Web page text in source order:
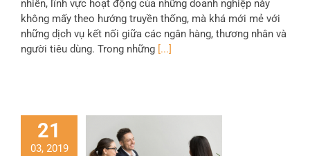
nhiên, lĩnh vực hoạt động của những doanh nghiệp này
không mấy theo hướng truyền thống, mà khá mới mẻ với
những dịch vụ kết nối giữa các ngân hàng, thương nhân và
người tiêu dùng. Trong những [...]
21
03, 2019